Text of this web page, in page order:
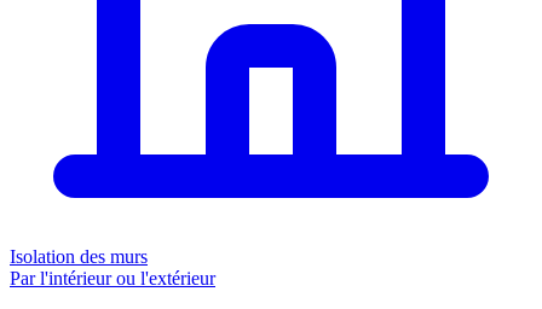
Isolation des murs
Par l'intérieur ou l'extérieur